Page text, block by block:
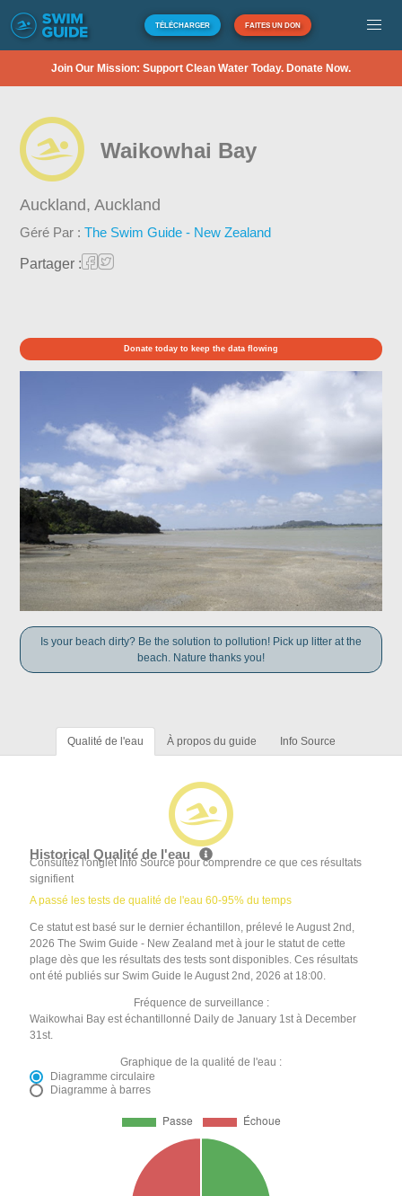
TÉLÉCHARGER FAITES UN DON
Join Our Mission: Support Clean Water Today. Donate Now.
Waikowhai Bay
Auckland,Auckland
Géré Par :The Swim Guide - New Zealand
Partager :
Donate today to keep the data flowing
Is your beach dirty? Be the solution to pollution! Pick up litter at the
beach. Nature thanks you!
Qualité de l'eau À propos du guide Info Source
Historical Qualité de l'eau
Consultez l'onglet Info Source pour comprendre ce que ces résultats
signifient
A passé les tests de qualité de l'eau 60-95% du temps
Ce statut est basé sur le dernier échantillon, prélevé le August 2nd,
2026 The Swim Guide - New Zealand met à jour le statut de cette
plage dès que les résultats des tests sont disponibles. Ces résultats
ont été publiés sur Swim Guide le August 2nd, 2026 at 18:00.
Fréquence de surveillance :
Waikowhai Bay est échantillonné Daily de January 1st à December
31st.
Graphique de la qualité de l'eau :
Diagramme circulaire
Diagramme à barres